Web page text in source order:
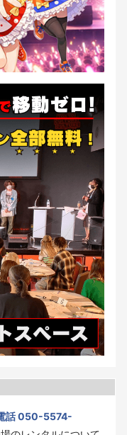
話 050-5574-